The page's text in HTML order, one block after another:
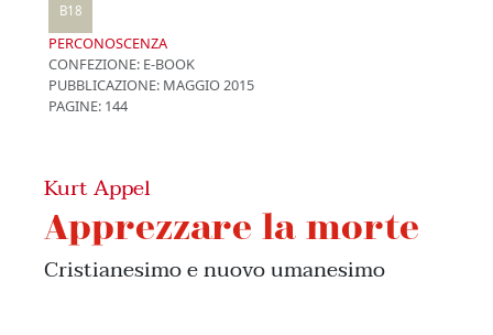
B18
PERCONOSCENZA
CONFEZIONE: E-BOOK
PUBBLICAZIONE: MAGGIO 2015
PAGINE: 144
Kurt Appel
Apprezzare la morte
Cristianesimo e nuovo umanesimo